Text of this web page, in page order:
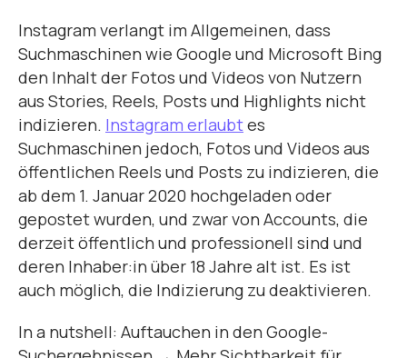
Instagram verlangt im Allgemeinen, dass
Suchmaschinen wie Google und Microsoft Bing
den Inhalt der Fotos und Videos von Nutzern
aus Stories, Reels, Posts und Highlights nicht
indizieren. Instagram erlaubtes
Suchmaschinen jedoch, Fotos und Videos aus
öffentlichen Reels und Posts zu indizieren, die
ab dem 1. Januar 2020 hochgeladen oder
gepostet wurden, und zwar von Accounts, die
derzeit öffentlich und professionell sind und
deren Inhaber:in über 18 Jahre alt ist. Es ist
auch möglich, die Indizierung zu deaktivieren.
In a nutshell: Auftauchen in den Google-